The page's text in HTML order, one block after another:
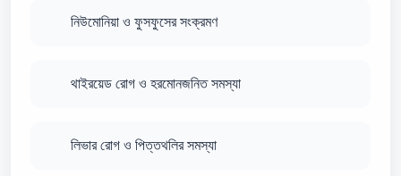
নিউমোনিয়া ও ফুসফুসের সংক্রমণ
থাইরয়েড রোগ ও হরমোনজনিত সমস্যা
লিভার রোগ ও পিত্তথলির সমস্যা